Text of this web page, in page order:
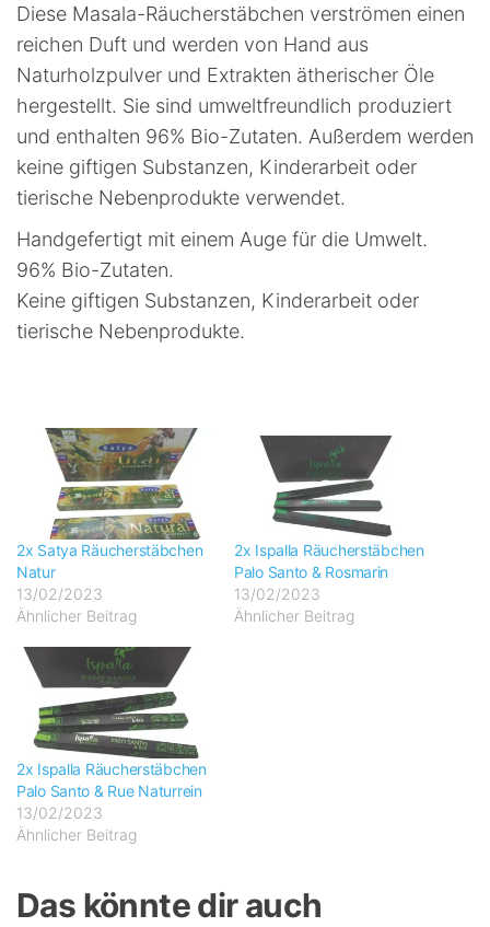
Diese Masala-Räucherstäbchen verströmen einen
reichen Duft und werden von Hand aus
Naturholzpulver und Extrakten ätherischer Öle
hergestellt. Sie sind umweltfreundlich produziert
und enthalten 96% Bio-Zutaten. Außerdem werden
keine giftigen Substanzen, Kinderarbeit oder
tierische Nebenprodukte verwendet.
Handgefertigt mit einem Auge für die Umwelt.
96% Bio-Zutaten.
Keine giftigen Substanzen, Kinderarbeit oder
tierische Nebenprodukte.
2x Satya Räucherstäbchen
Natur
13/02/2023
Ähnlicher Beitrag
2x Ispalla Räucherstäbchen
Palo Santo & Rosmarin
13/02/2023
Ähnlicher Beitrag
2x Ispalla Räucherstäbchen
Palo Santo & Rue Naturrein
13/02/2023
Ähnlicher Beitrag
Das könnte dir auch